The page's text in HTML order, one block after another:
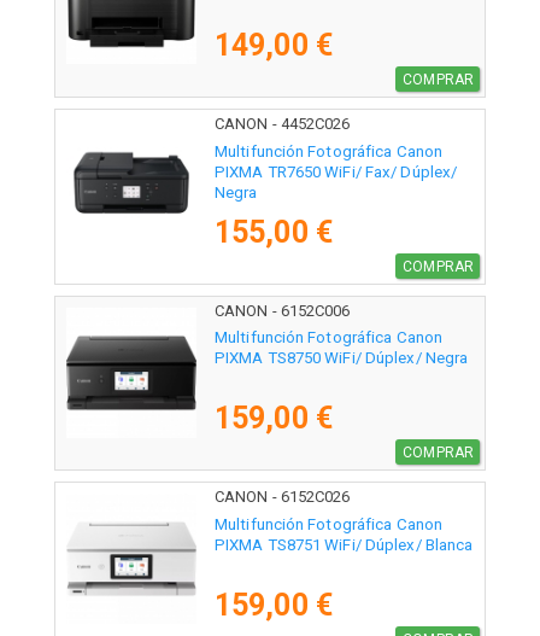
149,00 €
COMPRAR
CANON - 4452C026
Multifunción Fotográfica Canon
PIXMA TR7650 WiFi/ Fax/ Dúplex/
Negra
155,00 €
COMPRAR
CANON - 6152C006
Multifunción Fotográfica Canon
PIXMA TS8750 WiFi/ Dúplex/ Negra
159,00 €
COMPRAR
CANON - 6152C026
Multifunción Fotográfica Canon
PIXMA TS8751 WiFi/ Dúplex/ Blanca
159,00 €